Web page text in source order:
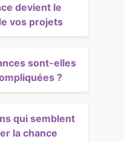
devient le
vos projets
sont-elles
?
qui semblent
la chance